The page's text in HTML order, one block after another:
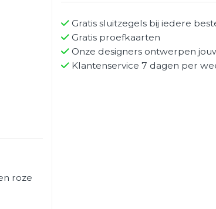
roze
Gratis sluitzegels bij iedere
Gratis proefkaarten
Onze designers ontwerpen
Klantenservice 7 dagen per